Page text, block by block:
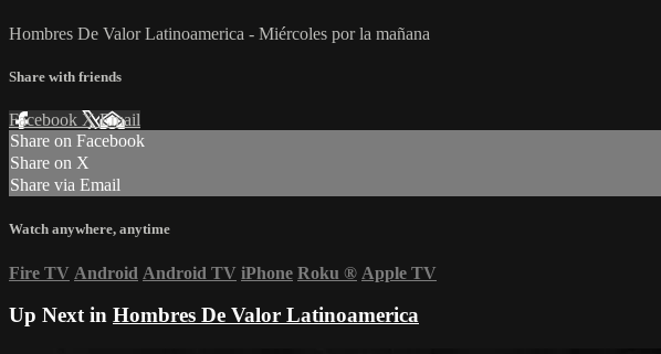
Hombres De Valor Latinoamerica - Miércoles por la mañana
Share with friends
Facebook XEmail
Share on Facebook
Share on X
Share via Email
Watch anywhere, anytime
Fire TV Android Android TV iPhone Roku ® Apple TV
Up Next in Hombres De Valor Latinoamerica